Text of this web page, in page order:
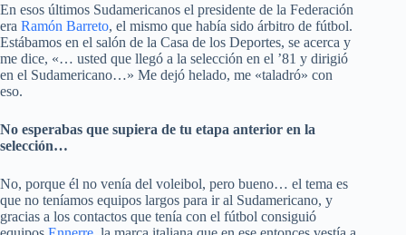
En esos últimos Sudamericanos el presidente de la Federación
era Ramón Barreto, el mismo que había sido árbitro de fútbol.
Estábamos en el salón de la Casa de los Deportes, se acerca y
me dice, «… usted que llegó a la selección en el ’81 y dirigió
en el Sudamericano…» Me dejó helado, me «taladró» con
eso.
No esperabas que supiera de tu etapa anterior en la
selección…
No, porque él no venía del voleibol, pero bueno… el tema es
que no teníamos equipos largos para ir al Sudamericano, y
gracias a los contactos que tenía con el fútbol consiguió